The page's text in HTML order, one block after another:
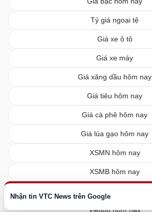
Nhận tin VTC News trên Google
Tỷ giá ngoại tệ
Giá xe ô tô
Giá xe máy
Giá xăng dầu hôm nay
Giá tiêu hôm nay
Giá cà phê hôm nay
Giá lúa gạo hôm nay
XSMN hôm nay
XSMB hôm nay
Vietlott hôm nay